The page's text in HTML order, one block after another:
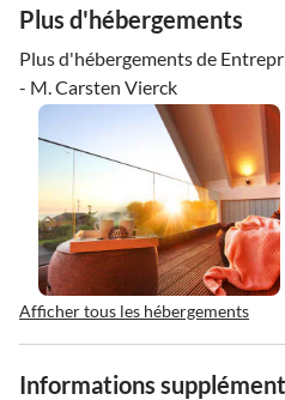
Plus d'hébergements
Plus d'hébergements de
- M. Carsten Vierck
Afficher tous les hébergements
Informations